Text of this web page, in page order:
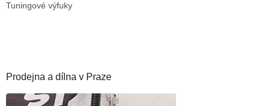
Tuningové výfuky
Prodejna a dílna v Praze